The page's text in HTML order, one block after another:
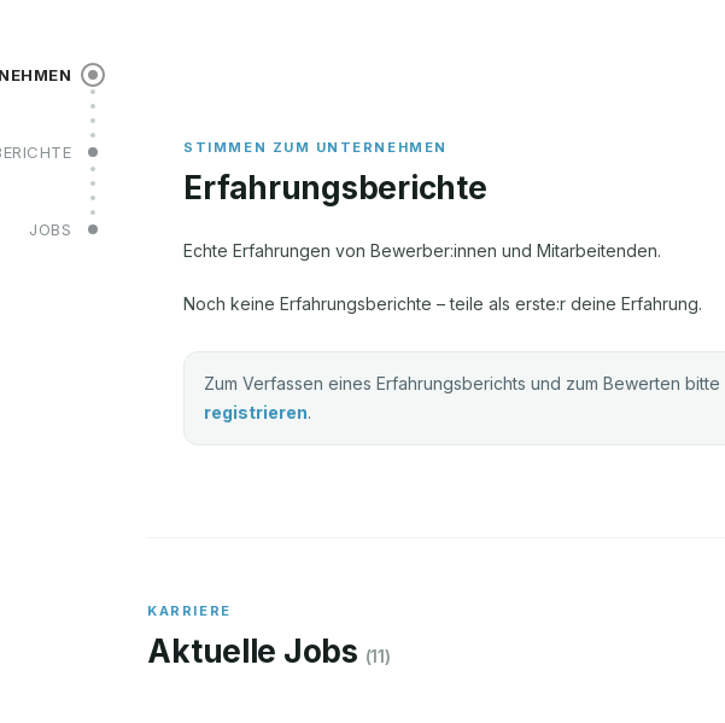
JOBS
Erfahrungsberichte
Echte Erfahrungen von Bewerber:innen und Mitarbeitenden.
Noch keine Erfahrungsberichte – teile als erste:r deine Erfahrung.
Zum Verfassen eines Erfahrungsberichts und zum Bewerten bitte
registrieren.
KARRIERE
Aktuelle Jobs (11)